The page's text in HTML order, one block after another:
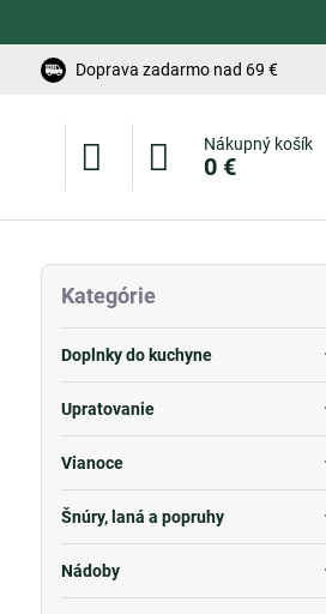
Doprava zadarmo nad 69 €
Nákupný košík
0 €
Kategórie
Doplnky do kuchyne
Upratovanie
Vianoce
Šnúry, laná a popruhy
Nádoby